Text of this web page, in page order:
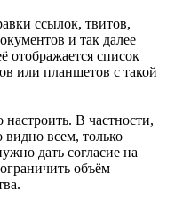
ссылок, твитов,
и так далее
отображается список
или планшетов с такой
В частности,
видно всем, только
дать согласие на
объём